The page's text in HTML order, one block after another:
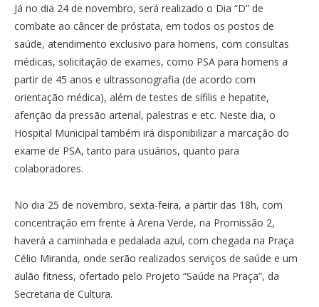
Já no dia 24 de novembro, será realizado o Dia “D” de
combate ao câncer de próstata, em todos os postos de
saúde, atendimento exclusivo para homens, com consultas
médicas, solicitação de exames, como PSA para homens a
partir de 45 anos e ultrassonografia (de acordo com
orientação médica), além de testes de sífilis e hepatite,
aferição da pressão arterial, palestras e etc. Neste dia, o
Hospital Municipal também irá disponibilizar a marcação do
exame de PSA, tanto para usuários, quanto para
colaboradores.
No dia 25 de novembro, sexta-feira, a partir das 18h, com
concentração em frente à Arena Verde, na Promissão 2,
haverá a caminhada e pedalada azul, com chegada na Praça
Célio Miranda, onde serão realizados serviços de saúde e um
aulão fitness, ofertado pelo Projeto “Saúde na Praça”, da
Secretaria de Cultura.